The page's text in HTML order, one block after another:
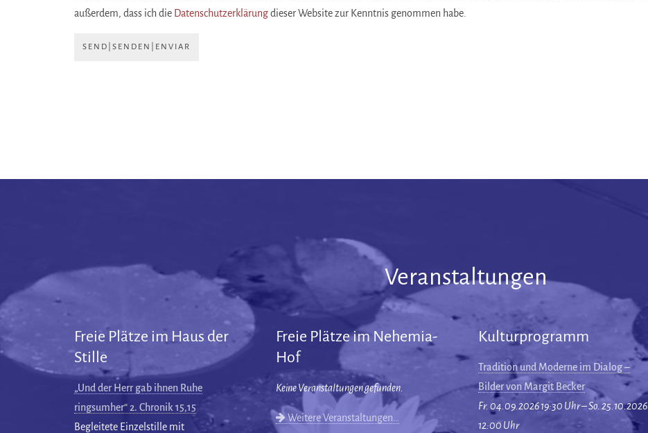
außerdem, dass ich die Datenschutzerklärungdieser Website zur Kenntnis genommen habe.
SEND|SENDEN|ENVIAR
Veranstaltungen
Freie Plätze im Haus der
Stille
„Und der Herr gab ihnen Ruhe
ringsumher“ 2. Chronik 15,15
Begleitete Einzelstille mit
Freie Plätze im Nehemia-
Hof
Keine Veranstaltungen gefunden.
Weitere Veranstaltungen…
Kulturprogramm
Tradition und Moderne im Dialog –
Bilder von Margit Becker
Fr. 04.09.2026 19:30 Uhr – So. 25.10.2026
12:00 Uhr